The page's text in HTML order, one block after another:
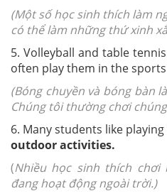
(Một số học sinh thích làm
có thể làm những thứ xinh
5. Volleyball and table
often play them in the
(Bóng chuyền và bóng bàn
Chúng tôi thường chơi
6. Many students like
outdoor activities.
(Nhiều học sinh thích
đang hoạt động ngoài trời.)